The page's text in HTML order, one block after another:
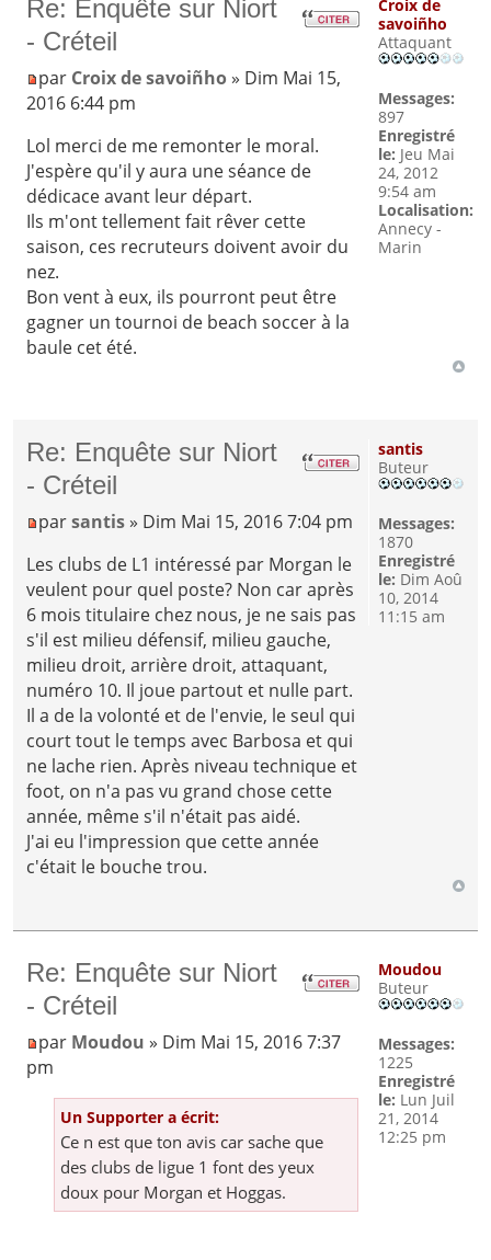
Re: Enquête sur Niort
- Créteil
par Croix de savoiñho» Dim Mai 15,
2016 6:44 pm
Lol merci de me remonter le moral.
J'espère qu'il y aura une séance de
dédicace avant leur départ.
Ils m'ont tellement fait rêver cette
saison, ces recruteurs doivent avoir du
nez.
Bon vent à eux, ils pourront peut être
gagner un tournoi de beach soccer à la
baule cet été.
Croix de
savoiñho
Attaquant
Messages:
897
Enregistré
le: Jeu Mai
24, 2012
9:54 am
Localisation:
Annecy -
Marin
Re: Enquête sur Niort
- Créteil
parsantis » Dim Mai 15, 2016 7:04 pm
Les clubs de L1 intéressé par Morgan le
veulent pour quel poste? Non car après
6 mois titulaire chez nous, je ne sais pas
s'il est milieu défensif, milieu gauche,
milieu droit, arrière droit, attaquant,
numéro 10. Il joue partout et nulle part.
Il a de la volonté et de l'envie, le seul qui
court tout le temps avec Barbosa et qui
ne lache rien. Après niveau technique et
foot, on n'a pas vu grand chose cette
année, même s'il n'était pas aidé.
J'ai eu l'impression que cette année
c'était le bouche trou.
santis
Buteur
Messages:
1870
Enregistré
le: Dim Aoû
10, 2014
11:15 am
Re: Enquête sur Niort
- Créteil
par Moudou » Dim Mai 15, 2016 7:37
pm
Un Supporter a écrit:
Ce n est que ton avis car sache que
des clubs de ligue 1 font des yeux
doux pour Morgan et Hoggas.
Moudou
Buteur
Messages:
1225
Enregistré
le: Lun Juil
21, 2014
12:25 pm